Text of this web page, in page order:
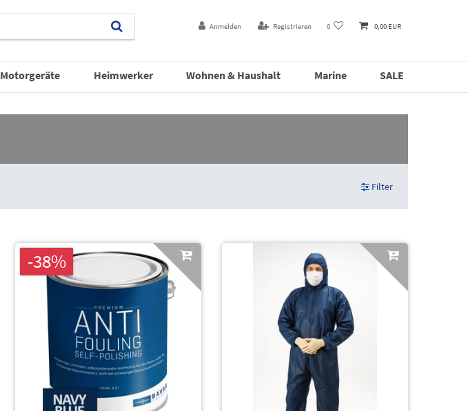
Anmelden Registrieren 0 0,00 EUR
Motorgeräte Heimwerker Wohnen & Haushalt Marine SALE
Filter
-38%